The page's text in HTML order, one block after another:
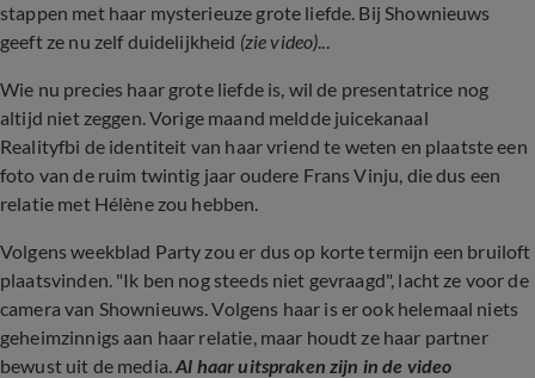
stappen met haar mysterieuze grote liefde. Bij Shownieuws
geeft ze nu zelf duidelijkheid (zie video)...
Wie nu precies haar grote liefde is, wil de presentatrice nog
altijd niet zeggen. Vorige maand meldde juicekanaal
Realityfbi de identiteit van haar vriend te weten en plaatste een
foto van de ruim twintig jaar oudere Frans Vinju, die dus een
relatie met Hélène zou hebben.
Volgens weekblad Party zou er dus op korte termijn een bruiloft
plaatsvinden. "Ik ben nog steeds niet gevraagd", lacht ze voor de
camera van Shownieuws. Volgens haar is er ook helemaal niets
geheimzinnigs aan haar relatie, maar houdt ze haar partner
bewust uit de media.Al haar uitspraken zijn in de video